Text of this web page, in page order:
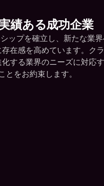
績ある成功企業
ップを確立し、新たな業
在感を高めています。ク
する業界のニーズに対応
をお約束します。